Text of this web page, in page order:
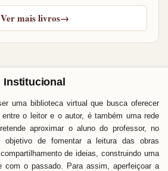
Ver mais livros→
Institucional
uma biblioteca virtual que busca oferecer
o leitor e o autor, é também uma rede
aproximar o aluno do professor, no
objetivo de fomentar a leitura das obras
de ideias, construindo uma
com o passado. Para assim, aperfeiçoar a